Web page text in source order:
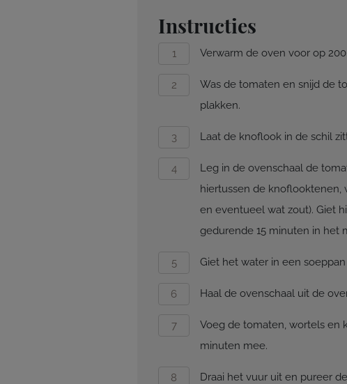
Instructies
Verwarm de oven voor op 200
Was de tomaten en snijd de
plakken.
Laat de knoflook in de schil
Leg in de ovenschaal de
hiertussen de knoflooktenen,
en eventueel wat zout). Giet
gedurende 15 minuten in het
Giet het water in een
Haal de ovenschaal uit de
Voeg de tomaten, wortels en
minuten mee.
Draai het vuur uit en pureer